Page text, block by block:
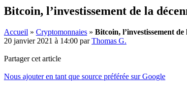
Bitcoin, l’investissement de la
Accueil » Cryptomonnaies » Bitcoin, l’investissement
20 janvier 2021 à 14:00 parThomas G.
Partager cet article
Nous ajouter en tant que source préférée sur Google